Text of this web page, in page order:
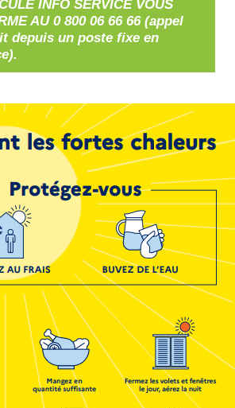
INFO SERVICE VOUS
AU 0 800 06 66 66 (appel
depuis un poste fixe en